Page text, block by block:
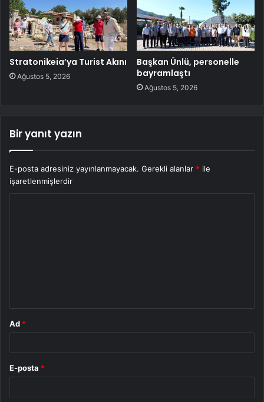
Stratonikeia’ya Turist Akını
Ağustos 5, 2026
Başkan Ünlü, personelle
bayramlaştı
Ağustos 5, 2026
Bir yanıt yazın
E-posta adresiniz yayınlanmayacak. Gerekli alanlar * ile
işaretlenmişlerdir
Ad *
E-posta *